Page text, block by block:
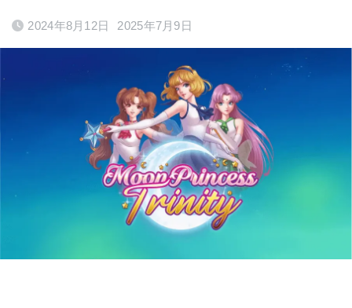
2024年8月12日 2025年7月9日